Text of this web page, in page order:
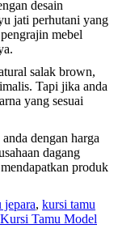
desain
jati perhutani yang
mebel
salak brown,
Tapi jika anda
yang sesuai
dengan harga
dagang
produk
jepara, kursi tamu
Kursi Tamu Model